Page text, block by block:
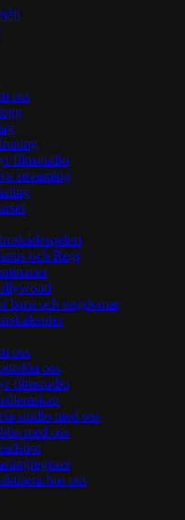
oss
filmstudio
streaming
och Regi
barn och ungdomar
oss
oss
filmstudio
studio med oss
med oss
hos oss